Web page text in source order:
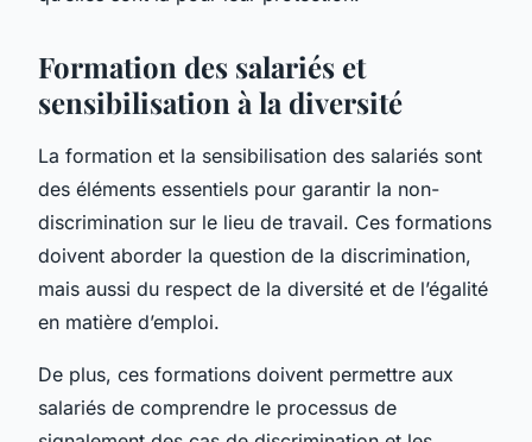
Formation des salariés et
sensibilisation à la diversité
La formation et la sensibilisation des salariés sont
des éléments essentiels pour garantir la non-
discrimination sur le lieu de travail. Ces formations
doivent aborder la question de la discrimination,
mais aussi du respect de la diversité et de l’égalité
en matière d’emploi.
De plus, ces formations doivent permettre aux
salariés de comprendre le processus de